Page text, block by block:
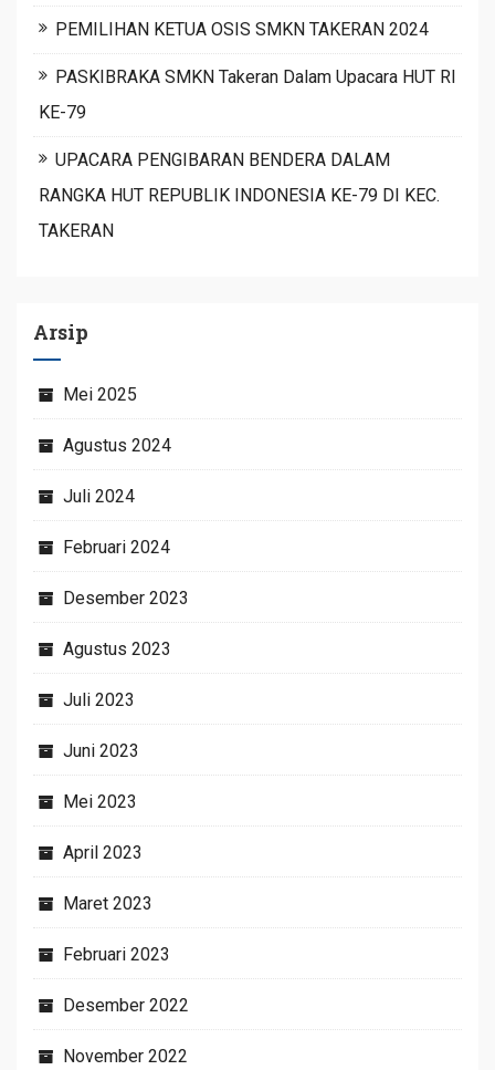
PEMILIHAN KETUA OSIS SMKN TAKERAN 2024
PASKIBRAKA SMKN Takeran Dalam Upacara HUT RI
KE-79
UPACARA PENGIBARAN BENDERA DALAM
RANGKA HUT REPUBLIK INDONESIA KE-79 DI KEC.
TAKERAN
Arsip
Mei 2025
Agustus 2024
Juli 2024
Februari 2024
Desember 2023
Agustus 2023
Juli 2023
Juni 2023
Mei 2023
April 2023
Maret 2023
Februari 2023
Desember 2022
November 2022